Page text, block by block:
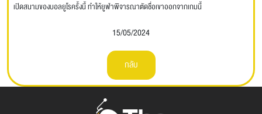
เปิดสนามของบอลยูโรครั้งนี้ ทำให้ยูฟ่าพิจารณาตัดชื่อเขาออกจากเกมนี้
15/05/2024
กลับ